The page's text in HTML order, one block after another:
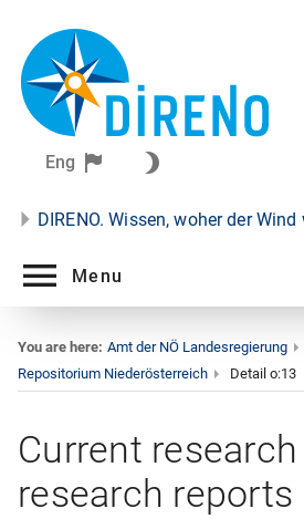
Eng
DIRENO. Wissen, woher der Wind
Menu
You are here: Amt der NÖ Landesregierung
Repositorium Niederösterreich
Detail o:13
Current
research reports